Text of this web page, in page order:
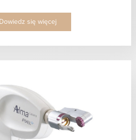
Dowiedz się więcej